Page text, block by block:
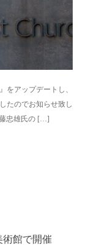
をアップデートし、
たのでお知らせ致し
藤忠雄氏の […]
術館で開催